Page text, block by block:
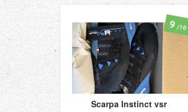
Scarpa Instinct vsr
9/10